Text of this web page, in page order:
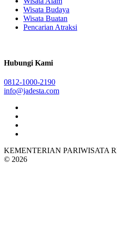
Wisata Budaya
Wisata Buatan
Pencarian Atraksi
Hubungi Kami
0812-1000-2190
info@jadesta.com
KEMENTERIAN PARIWISATA
© 2026